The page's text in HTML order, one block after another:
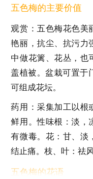
五色梅的主要价值
观赏：五色梅花色美
艳丽，抗尘、抗污力
中做花篱、花丛，也
盖植被。盆栽可置于
可组成花坛。
药用：采集加工以根
鲜用。性味根：淡，
有微毒。花：甘、淡
结止痛。枝、叶：祛
五色梅的花语